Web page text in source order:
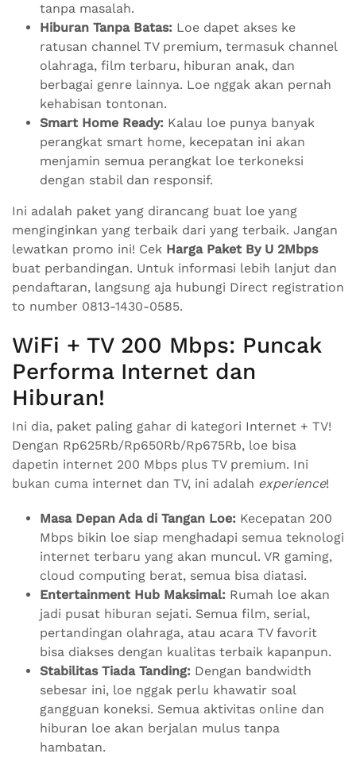
tanpa masalah.
Hiburan Tanpa Batas: Loe dapet akses ke
ratusan channel TV premium, termasuk channel
olahraga, film terbaru, hiburan anak, dan
berbagai genre lainnya. Loe nggak akan pernah
kehabisan tontonan.
Smart Home Ready: Kalau loe punya banyak
perangkat smart home, kecepatan ini akan
menjamin semua perangkat loe terkoneksi
dengan stabil dan responsif.
Ini adalah paket yang dirancang buat loe yang
menginginkan yang terbaik dari yang terbaik. Jangan
lewatkan promo ini! Cek Harga Paket By U 2Mbps
buat perbandingan. Untuk informasi lebih lanjut dan
pendaftaran, langsung aja hubungi Direct registration
to number 0813-1430-0585.
WiFi + TV 200 Mbps: Puncak
Performa Internet dan
Hiburan!
Ini dia, paket paling gahar di kategori Internet + TV!
Dengan Rp625Rb/Rp650Rb/Rp675Rb, loe bisa
dapetin internet 200 Mbps plus TV premium. Ini
bukan cuma internet dan TV, ini adalah experience!
Masa Depan Ada di Tangan Loe: Kecepatan 200
Mbps bikin loe siap menghadapi semua teknologi
internet terbaru yang akan muncul. VR gaming,
cloud computing berat, semua bisa diatasi.
Entertainment Hub Maksimal: Rumah loe akan
jadi pusat hiburan sejati. Semua film, serial,
pertandingan olahraga, atau acara TV favorit
bisa diakses dengan kualitas terbaik kapanpun.
Stabilitas Tiada Tanding: Dengan bandwidth
sebesar ini, loe nggak perlu khawatir soal
gangguan koneksi. Semua aktivitas online dan
hiburan loe akan berjalan mulus tanpa
hambatan.